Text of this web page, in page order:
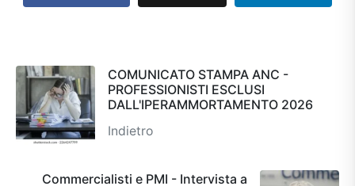
COMUNICATO STAMPA ANC -
PROFESSIONISTI ESCLUSI
DALL'IPERAMMORTAMENTO 2026
Indietro
Commercialisti e PMI - Intervista a